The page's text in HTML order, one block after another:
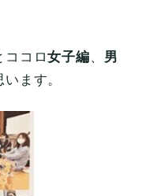
ココロ女子編、 男
ます。